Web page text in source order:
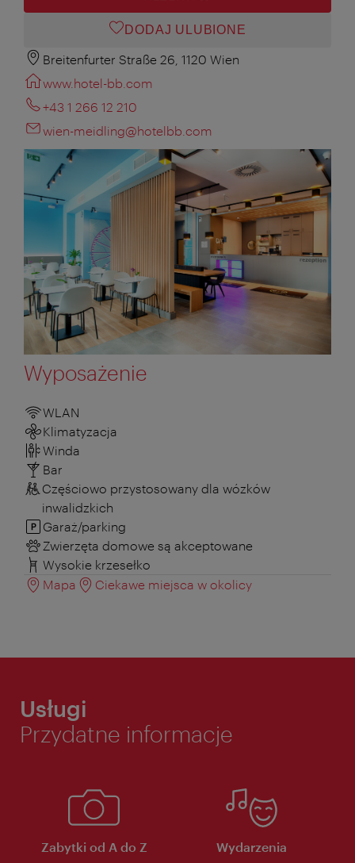
DODAJ ULUBIONE
Breitenfurter Straße 26, 1120 Wien
www.hotel-bb.com
+43 1 266 12 210
wien-meidling@hotelbb.com
Wyposażenie
WLAN
Klimatyzacja
Winda
Bar
Częściowo przystosowany dla wózków
inwalidzkich
Garaż/parking
Zwierzęta domowe są akceptowane
Wysokie krzesełko
Mapa
Ciekawe miejsca w okolicy
Usługi
Przydatne informacje
Zabytki od A do Z Wydarzenia